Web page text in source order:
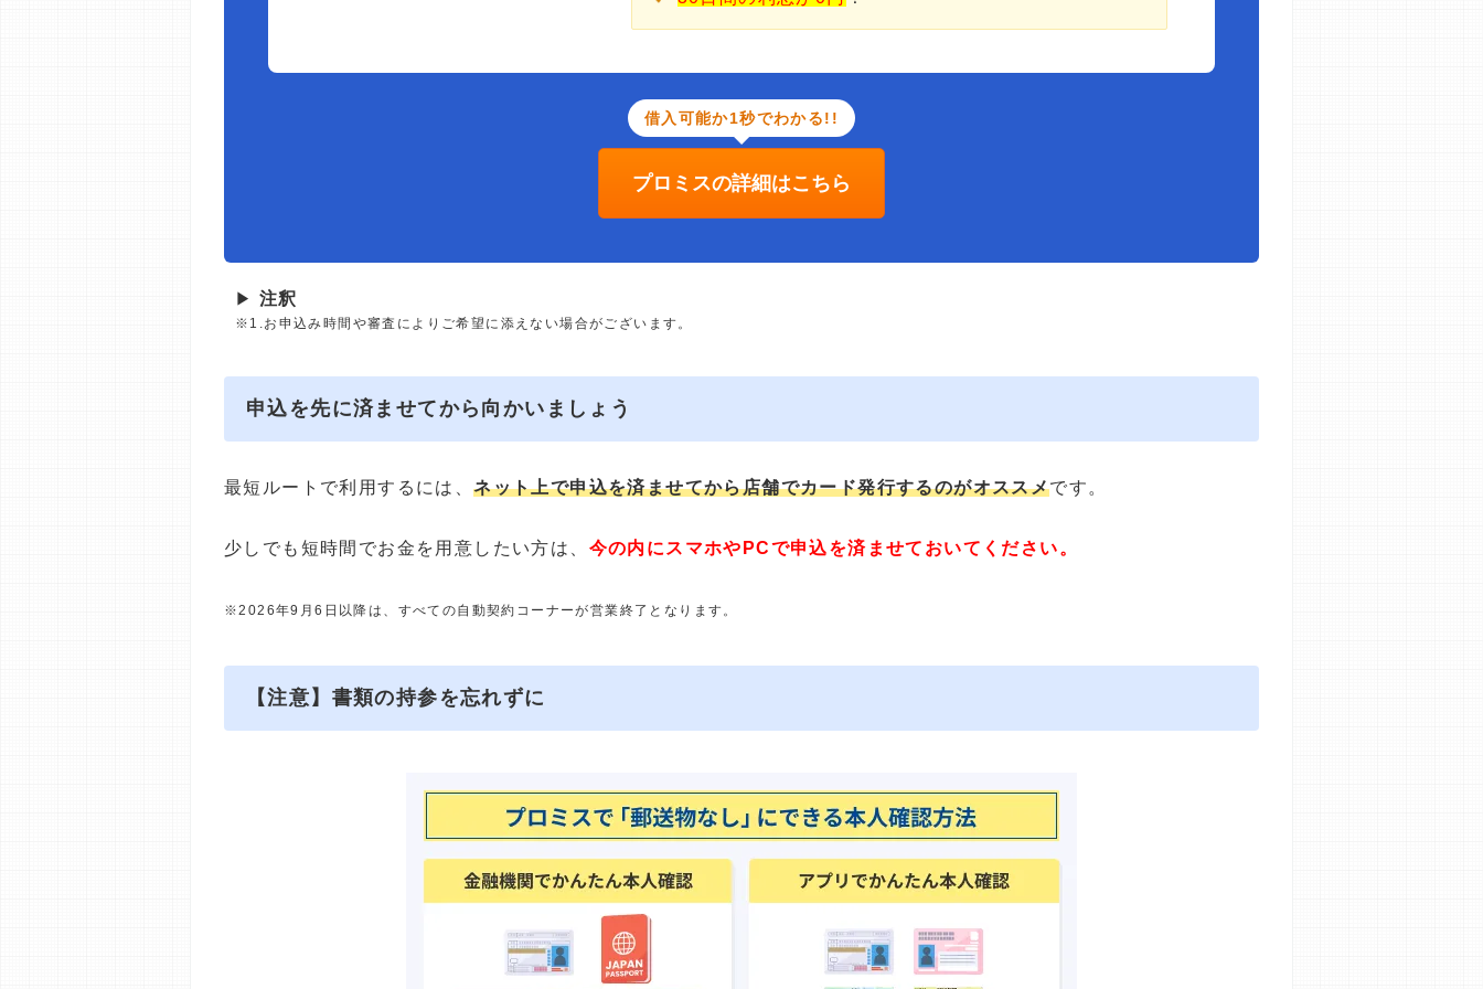
借入可能か1秒でわかる!!
プロミスの詳細はこちら
▶ 注釈
※1.お申込み時間や審査によりご希望に添えない場合がございます。
申込を先に済ませてから向かいましょう
最短ルートで利用するには、ネット上で申込を済ませてから店舗でカード発行するのがオススメです。
少しでも短時間でお金を用意したい方は、 今の内にスマホやPCで申込を済ませておいてください。
※2026年9月6日以降は、すべての自動契約コーナーが営業終了となります。
【注意】書類の持参を忘れずに